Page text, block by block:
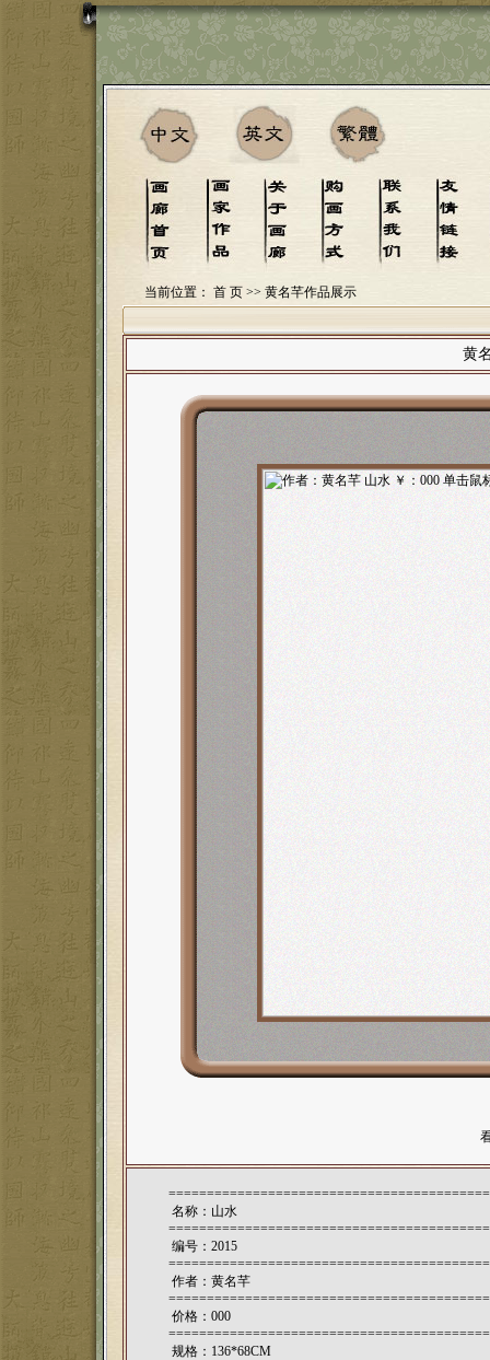
当前位置： 首 页>> 黄名芊作品展示
黄
名称：山水
编号：2015
作者： 黄名芊
价格：000
规格：136*68CM